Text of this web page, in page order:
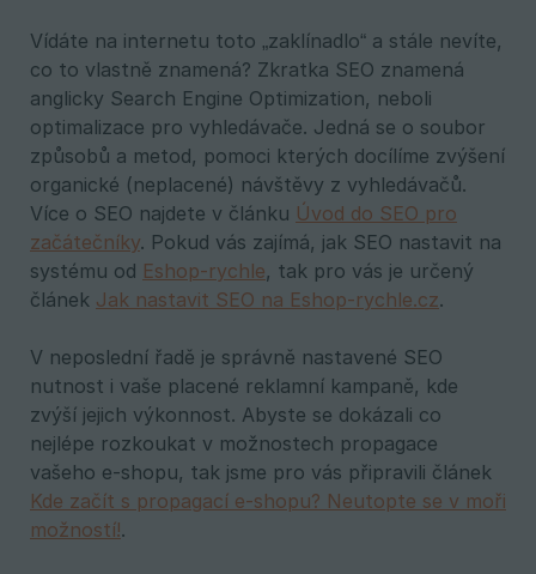
Vídáte na internetu toto „zaklínadlo“ a stále nevíte,
co to vlastně znamená? Zkratka SEO znamená
anglicky Search Engine Optimization, neboli
optimalizace pro vyhledávače. Jedná se o soubor
způsobů a metod, pomoci kterých docílíme zvýšení
organické (neplacené) návštěvy z vyhledávačů.
Více o SEO najdete v článku Úvod do SEO pro
začátečníky. Pokud vás zajímá, jak SEO nastavit na
systému od Eshop-rychle, tak pro vás je určený
článek Jak nastavit SEO na Eshop-rychle.cz.
V neposlední řadě je správně nastavené SEO
nutnost i vaše placené reklamní kampaně, kde
zvýší jejich výkonnost. Abyste se dokázali co
nejlépe rozkoukat v možnostech propagace
vašeho e-shopu, tak jsme pro vás připravili článek
Kde začít s propagací e-shopu? Neutopte se v moři
možností!.